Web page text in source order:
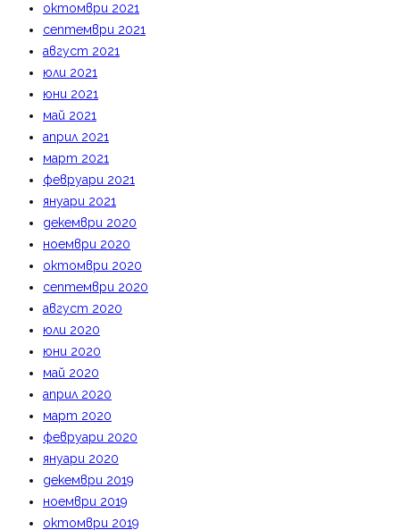
октомври 2021
септември 2021
август 2021
юли 2021
юни 2021
май 2021
април 2021
март 2021
февруари 2021
януари 2021
декември 2020
ноември 2020
октомври 2020
септември 2020
август 2020
юли 2020
юни 2020
май 2020
април 2020
март 2020
февруари 2020
януари 2020
декември 2019
ноември 2019
октомври 2019